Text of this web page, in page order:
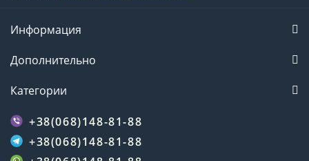
Информация
Дополнительно
Категории
+38(068)148-81-88
+38(068)148-81-88